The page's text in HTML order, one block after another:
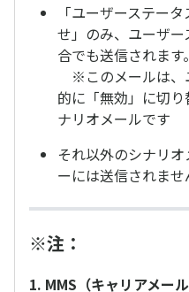
「ユーザーステー
せ」のみ、ユーザ
合でも送信されます。
※このメールは、
的に「無効」に切
ナリオメールです
それ以外のシナリ
ーには送信されませ
※注：
1. MMS（キャリアメー